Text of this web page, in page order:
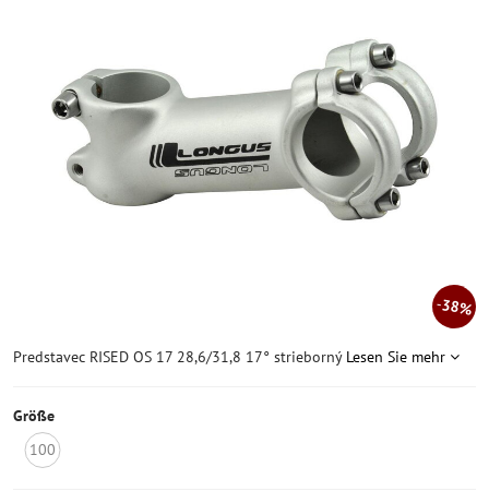
38%
Predstavec RISED OS 17 28,6/31,8 17° strieborný Lesen Sie mehr
Größe
100